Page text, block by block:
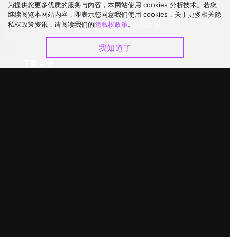
联络我们
升级VIP
公开征件
为提供您更多优质的服务与内容，本网站使用 cookies 分析技术。若您
继续阅览本网站内容，即表示您同意我们使用 cookies，关于更多相关隐
私权政策资讯，请阅读我们的隐私权政策。
我知道了